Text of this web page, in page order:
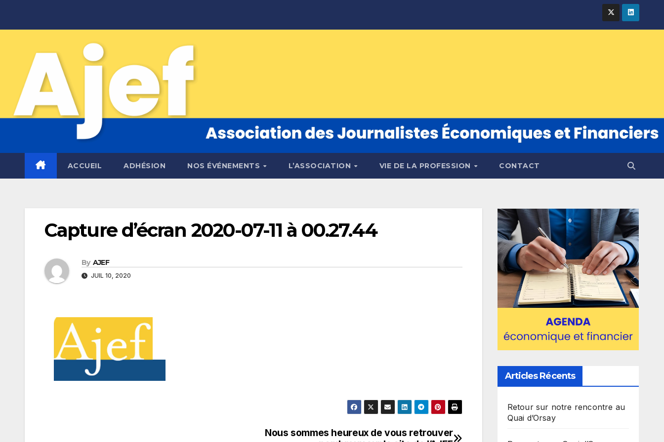
ACCUEIL ADHÉSION NOS ÉVÉNEMENTS L’ASSOCIATION VIE DE LA PROFESSION CONTACT
Capture d’écran 2020-07-11 à 00.27.44
By AJEF
JUIL 10, 2020
Nous sommes heureux de vous retrouver
Articles Récents
Retour sur notre rencontre au
Quai d’Orsay